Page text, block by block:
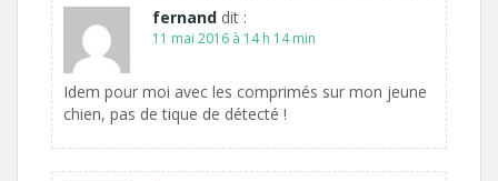
fernand dit :
11 mai 2016 à 14 h 14 min
Idem pour moi avec les comprimés sur mon jeune
chien, pas de tique de détecté !